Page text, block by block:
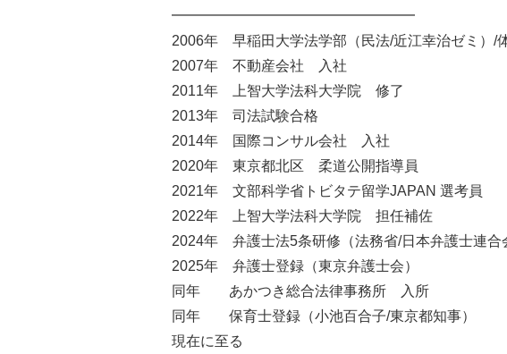
━━━━━━━━━━━━━━━━━
2006年 早稲田大学法学部（民法/近江幸治ゼミ）/
2007年 不動産会社 入社
2011年 上智大学法科大学院 修了
2013年 司法試験合格
2014年 国際コンサル会社 入社
2020年 東京都北区 柔道公開指導員
2021年 文部科学省トビタテ留学JAPAN 選考員
2022年 上智大学法科大学院 担任補佐
2024年 弁護士法5条研修（法務省/日本弁護士連
2025年 弁護士登録（東京弁護士会）
同年 あかつき総合法律事務所 入所
同年 保育士登録（小池百合子/東京都知事）
現在に至る